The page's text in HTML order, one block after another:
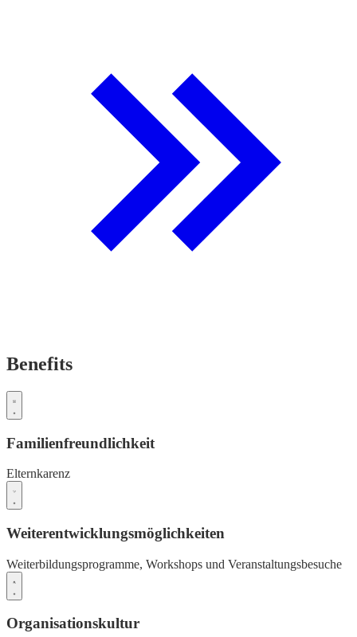
Benefits
Familienfreundlichkeit
Elternkarenz
Weiterentwicklungsmöglichkeiten
Weiterbildungsprogramme, Workshops und Veranstaltungsbesuche
Organisationskultur